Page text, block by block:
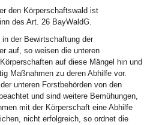
den Körperschaftswald ist
des Art. 26 BayWaldG.
in der Bewirtschaftung der
auf, so weisen die unteren
auf diese Mängel hin und
Maßnahmen zu deren Abhilfe vor.
unteren Forstbehörden von den
und sind weitere Bemühungen,
mit der Körperschaft eine Abhilfe
nicht erfolgreich, so ordnet die